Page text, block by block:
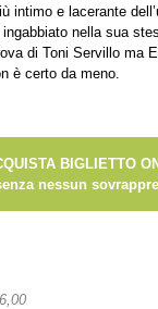
intimo e lacerante
nella sua
di Toni Servillo ma
è certo da meno.
BIGLIETTO
nessun